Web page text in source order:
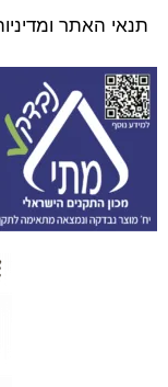
תנאי האתר